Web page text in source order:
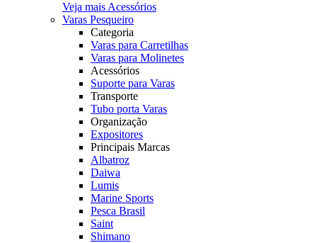
Veja mais Acessórios
Varas Pesqueiro
Categoria
Varas para Carretilhas
Varas para Molinetes
Acessórios
Suporte para Varas
Transporte
Tubo porta Varas
Organização
Expositores
Principais Marcas
Albatroz
Daiwa
Lumis
Marine Sports
Pesca Brasil
Saint
Shimano